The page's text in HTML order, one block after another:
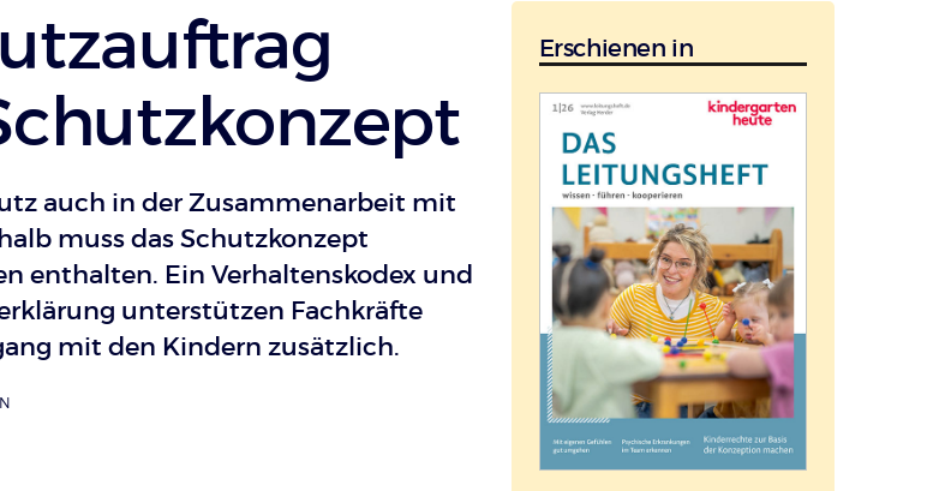
auch in der Zusammenarbeit mit
muss das Schutzkonzept
enthalten. Ein Verhaltenskodex und
unterstützen Fachkräfte
mit den Kindern zusätzlich.
Erschienen in